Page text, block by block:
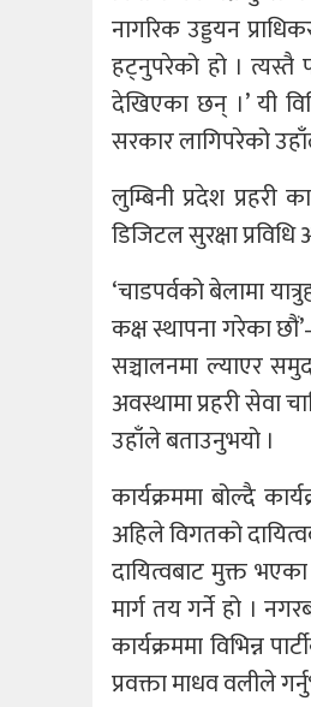
नागरिक उड्डयन
हट्नुपरेको हो ।
देखिएका छन् ।’ यी
सरकार लागिपरेको
लुम्बिनी प्रदेश प्रहरी
डिजिटल सुरक्षा
‘चाडपर्वको बेलामा
कक्ष स्थापना गरेका
सञ्चालनमा ल्याएर
अवस्थामा प्रहरी सेवा
उहाँले बताउनुभयो ।
कार्यक्रममा बोल्दै
अहिले विगतको
दायित्वबाट मुक्त
मार्ग तय गर्ने हो ।
कार्यक्रममा विभिन्न
प्रवक्ता माधव वलीले